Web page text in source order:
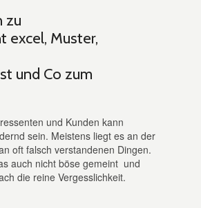
zu
excel, Muster,
und Co zum
und Kunden kann
sein. Meistens liegt es an der
oft falsch verstandenen Dingen.
auch nicht böse gemeint und
die reine Vergesslichkeit.